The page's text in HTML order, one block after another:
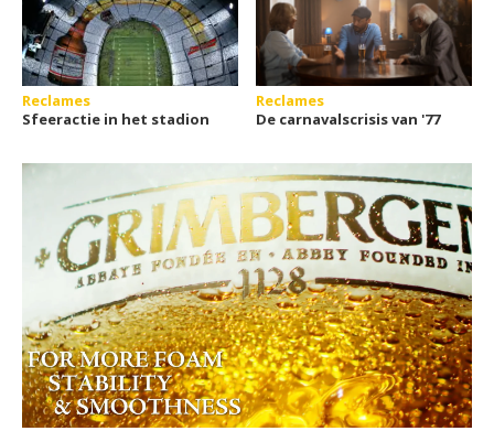
Reclames
Sfeeractie in het stadion
Reclames
De carnavalscrisis van '77